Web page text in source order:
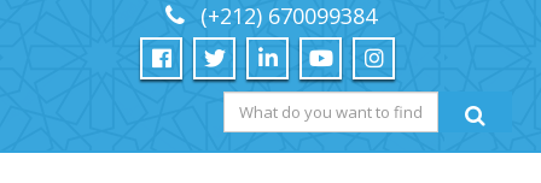
(+212) 670099384